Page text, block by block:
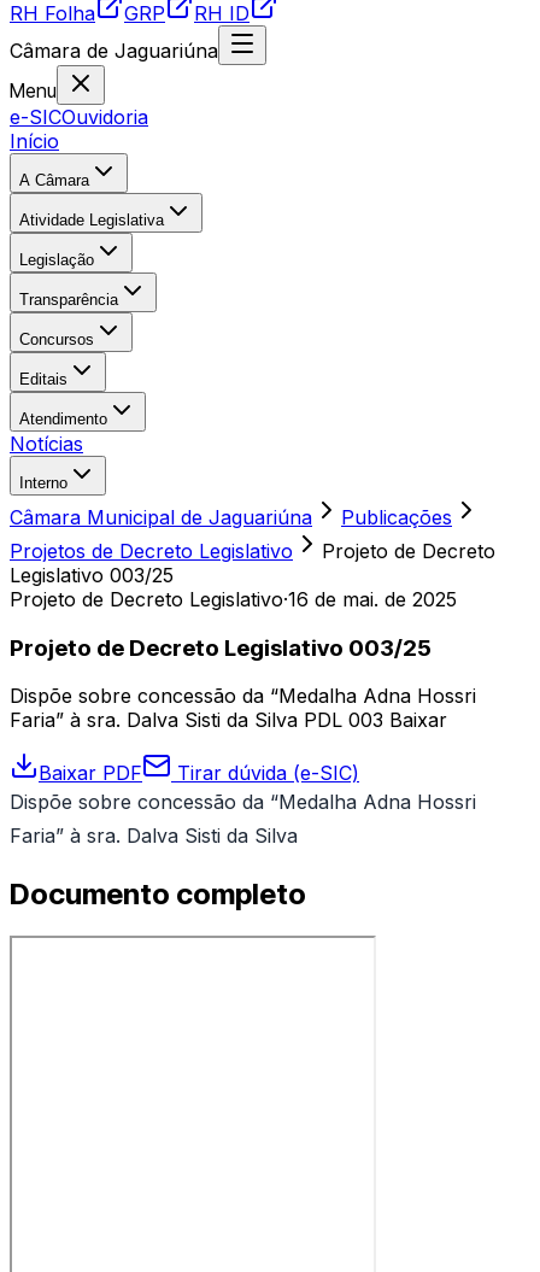
RH Folha GRP
RH ID
Câmara de Jaguariúna
Menu
e-SICOuvidoria
Início
A Câmara
Atividade Legislativa
Legislação
Transparência
Concursos
Editais
Atendimento
Notícias
Interno
Câmara Municipal de Jaguariúna
Publicações
Projetos de Decreto Legislativo
Projeto de Decreto
Legislativo 003/25
Projeto de Decreto Legislativo·16 de mai. de 2025
Projeto de Decreto Legislativo 003/25
Dispõe sobre concessão da “Medalha Adna Hossri
Faria” à sra. Dalva Sisti da Silva PDL 003 Baixar
Baixar PDF
Tirar dúvida (e-SIC)
Dispõe sobre concessão da “Medalha Adna Hossri
Faria” à sra. Dalva Sisti da Silva
Documento completo